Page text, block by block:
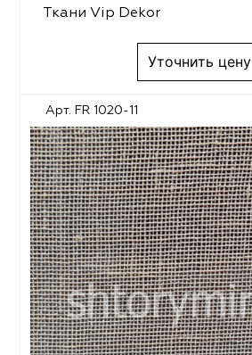
Ткани Vip Dekor
Уточнить цену
Арт. FR 1020-11